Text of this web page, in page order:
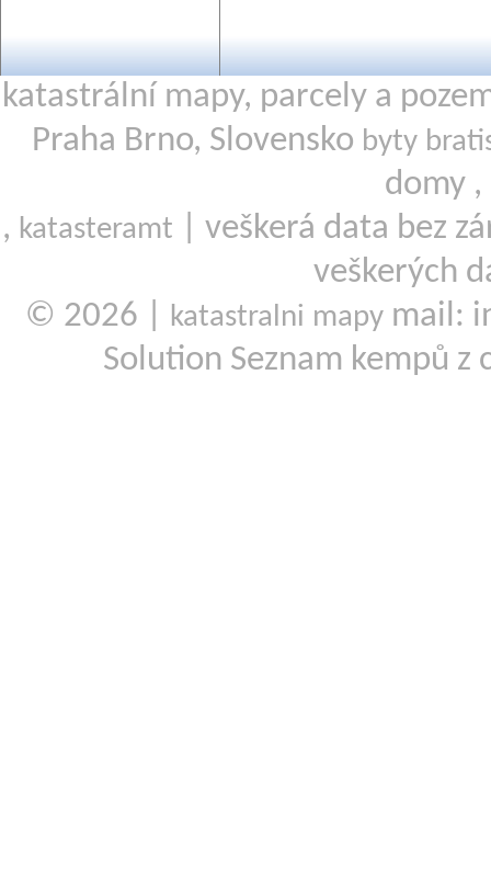
katastrální mapy, parcely a
Praha Brno, Slovensko byty
domy ,
, katasteramt
| veškerá data bez
veškerých
© 2026 |
katastralni mapy mail:
Solution Seznam kempů z